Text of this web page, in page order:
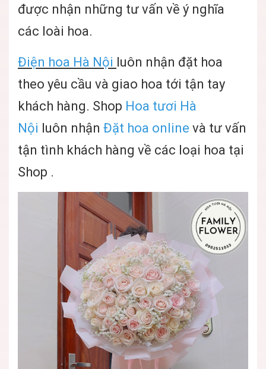
được nhận những tư vấn về ý nghĩa
các loài hoa.
Điện hoa Hà Nội luôn nhận đặt hoa
theo yêu cầu và giao hoa tới tận tay
khách hàng. Shop Hoa tươi Hà
Nội luôn nhận Đặt hoa online và tư vấn
tận tình khách hàng về các loại hoa tại
Shop .